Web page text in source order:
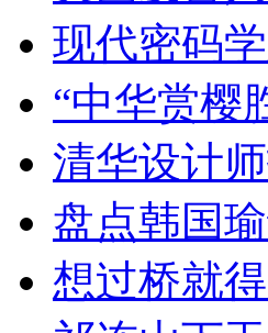
现代密码
“中华赏樱
清华设计
盘点韩国
想过桥就